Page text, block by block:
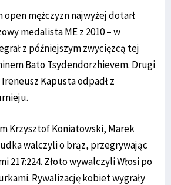
open mężczyzn najwyżej dotarł
medalista ME z 2010 – w
z późniejszym zwycięzcą tej
Bato Tsydendorzhievem. Drugi
Kapusta odpadł z
Krzysztof Koniatowski, Marek
walczyli o brąz, przegrywając
217:224. Złoto wywalczyli Włosi po
Rywalizację kobiet wygrały